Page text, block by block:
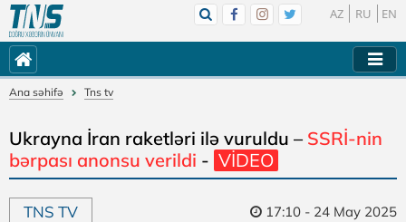
AZ RU EN
Ana səhifə Tns tv
Ukrayna İran raketləri ilə vuruldu – SSRİ-nin
bərpası anonsu verildi - VİDEO
TNS TV 17:10 - 24 May 2025